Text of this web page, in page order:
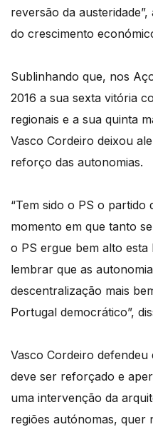
reversão da
do crescimento
Sublinhando que, nos
2016 a sua sexta vitória
regionais e a sua quinta
Vasco Cordeiro deixou
reforço das autonomias.
“Tem sido o PS o partido
momento em que tanto
o PS ergue bem alto
lembrar que as
descentralização mais
Portugal democrático”,
Vasco Cordeiro defendeu
deve ser reforçado e
uma intervenção da
regiões autónomas, quer